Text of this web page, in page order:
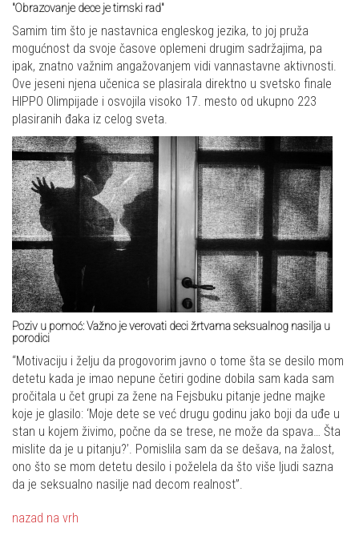
"Obrazovanje dece je timski rad"
Samim tim što je nastavnica engleskog jezika, to joj pruža
mogućnost da svoje časove oplemeni drugim sadržajima, pa
ipak, znatno važnim angažovanjem vidi vannastavne aktivnosti.
Ove jeseni njena učenica se plasirala direktno u svetsko finale
HIPPO Olimpijade i osvojila visoko 17. mesto od ukupno 223
plasiranih đaka iz celog sveta.
Poziv u pomoć: Važno je verovati deci žrtvama seksualnog nasilja u
porodici
“Motivaciju i želju da progovorim javno o tome šta se desilo mom
detetu kada je imao nepune četiri godine dobila sam kada sam
pročitala u čet grupi za žene na Fejsbuku pitanje jedne majke
koje je glasilo: ‘Moje dete se već drugu godinu jako boji da uđe u
stan u kojem živimo, počne da se trese, ne može da spava… Šta
mislite da je u pitanju?’. Pomislila sam da se dešava, na žalost,
ono što se mom detetu desilo i poželela da što više ljudi sazna
da je seksualno nasilje nad decom realnost”.
nazad na vrh